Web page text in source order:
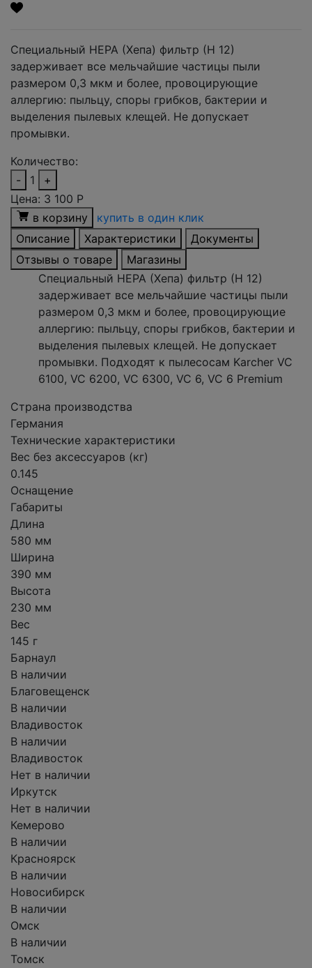
Специальный НЕРА (Хепа) фильтр (Н 12)
задерживает все мельчайшие частицы пыли
размером 0,3 мкм и более, провоцирующие
аллергию: пыльцу, споры грибков, бактерии и
выделения пылевых клещей. Не допускает
промывки.
Количество:
-
1
+
Цена: 3 100 Р
в корзину
купить в один клик
Описание
Характеристики
Документы
Отзывы о товаре
Магазины
Специальный НЕРА (Хепа) фильтр (Н 12)
задерживает все мельчайшие частицы пыли
размером 0,3 мкм и более, провоцирующие
аллергию: пыльцу, споры грибков, бактерии и
выделения пылевых клещей. Не допускает
промывки. Подходят к пылесосам Karcher VC
6100, VC 6200, VC 6300, VC 6, VC 6 Premium
Страна производства
Германия
Технические характеристики
Вес без аксессуаров (кг)
0.145
Оснащение
Габариты
Длина
580 мм
Ширина
390 мм
Высота
230 мм
Вес
145 г
Барнаул
В наличии
Благовещенск
В наличии
Владивосток
В наличии
Владивосток
Нет в наличии
Иркутск
Нет в наличии
Кемерово
В наличии
Красноярск
В наличии
Новосибирск
В наличии
Омск
В наличии
Томск